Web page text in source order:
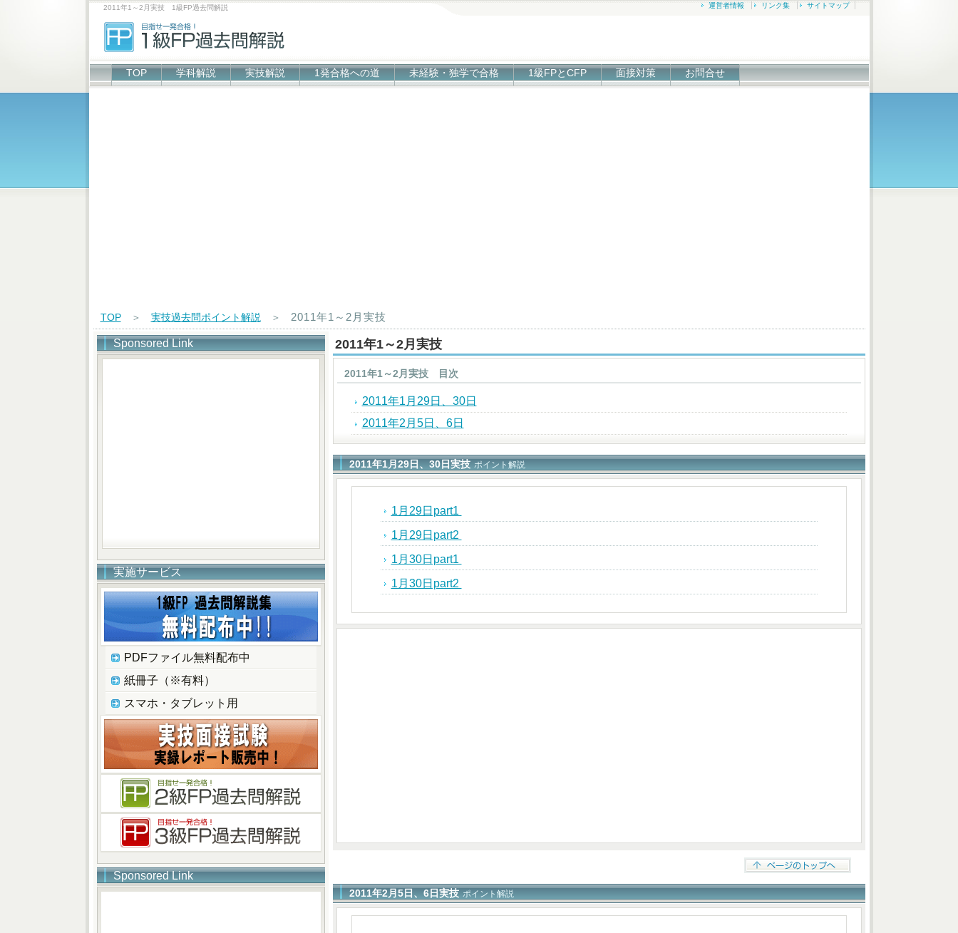
2011年1～2月実技 1級FP過去問解説 運営者情報 リンク集 サイトマップ
TOP 学科解説 実技解説 1発合格への道 未経験・独学で合格 1級FPとCFP 面接対策 お問合せ
TOP＞ 実技過去問ポイント解説 ＞ 2011年1～2月実技
2011年1～2月実技
2011年1～2月実技 目次
2011年1月29日、30日
2011年2月5日、6日
2011年1月29日、30日実技 ポイント解説
1月29日part1
1月29日part2
1月30日part1
1月30日part2
2011年2月5日、6日実技 ポイント解説
Sponsored Link
実施サービス
PDFファイル無料配布中
紙冊子（※有料）
スマホ・タブレット用
Sponsored Link